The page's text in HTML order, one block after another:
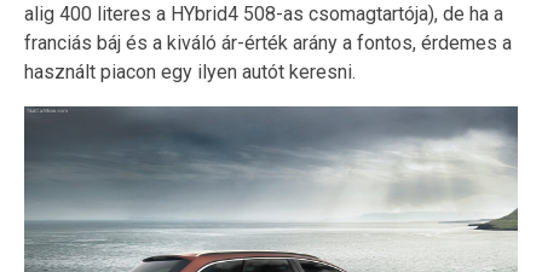
alig 400 literes a HYbrid4 508-as csomagtartója), de ha a
franciás báj és a kiváló ár-érték arány a fontos, érdemes a
használt piacon egy ilyen autót keresni.